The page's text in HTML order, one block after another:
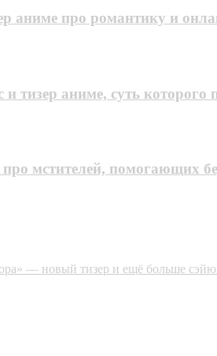
аниме про романтику и
аниме, суть которого
мстителей, помогающих
— новый тизер и ещё больше